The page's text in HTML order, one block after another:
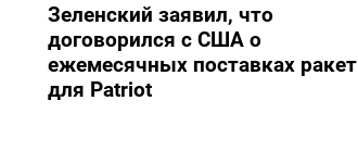
Зеленский заявил, что
договорился с США о
ежемесячных поставках ракет
для Patriot